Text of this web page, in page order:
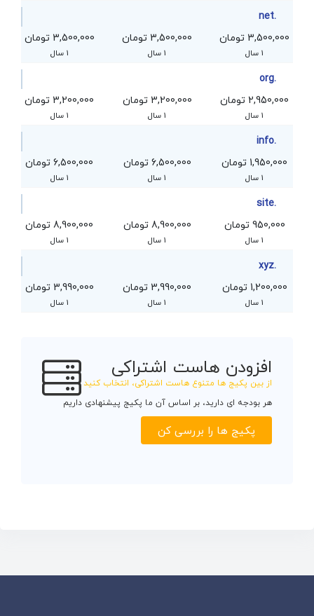
.net
3,500,000 تومان
1 سال
3,500,000 تومان
1 سال
3,500,000 تومان
1 سال
.org
2,950,000 تومان
1 سال
3,200,000 تومان
1 سال
3,200,000 تومان
1 سال
.info
1,950,000 تومان
1 سال
6,500,000 تومان
1 سال
6,500,000 تومان
1 سال
.site
950,000 تومان
1 سال
8,900,000 تومان
1 سال
8,900,000 تومان
1 سال
.xyz
1,200,000 تومان
1 سال
3,990,000 تومان
1 سال
3,990,000 تومان
1 سال
افزودن هاست اشتراکی
از بین پکیج ها متنوع هاست اشتراکی، انتخاب کنید
هر بودجه ای دارید، بر اساس آن ما پکیج پیشنهادی داریم
پکیج ها را بررسی کن